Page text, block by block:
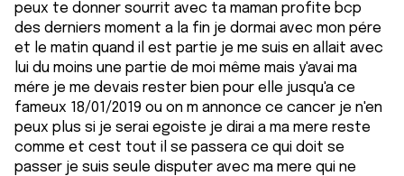
services.
peux te donner sourrit avec ta maman profite bcp
des derniers moment a la fin je dormai avec mon pére
et le matin quand il est partie je me suis en allait avec
lui du moins une partie de moi même mais y'avai ma
mére je me devais rester bien pour elle jusqu'a ce
fameux 18/01/2019 ou on m annonce ce cancer je n'en
peux plus si je serai egoiste je dirai a ma mere reste
comme et cest tout il se passera ce qui doit se
passer je suis seule disputer avec ma mere qui ne